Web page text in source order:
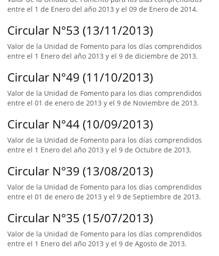
entre el 1 de Enero del año 2013 y el 09 de Enero de 2014.
Circular N°53 (13/11/2013)
Valor de la Unidad de Fomento para los días comprendidos
entre el 1 Enero del año 2013 y el 9 de diciembre de 2013.
Circular N°49 (11/10/2013)
Valor de la Unidad de Fomento para los dias comprendidos
entre el 01 de enero de 2013 y el 9 de Noviembre de 2013.
Circular N°44 (10/09/2013)
Valor de la Unidad de Fomento para los días comprendidos
entre el 1 Enero del año 2013 y el 9 de Octubre de 2013.
Circular N°39 (13/08/2013)
Valor de la Unidad de Fomento para los dias comprendidos
entre el 01 de enero de 2013 y el 9 de Septiembre de 2013.
Circular N°35 (15/07/2013)
Valor de la Unidad de Fomento para los días comprendidos
entre el 1 Enero del año 2013 y el 9 de Agosto de 2013.